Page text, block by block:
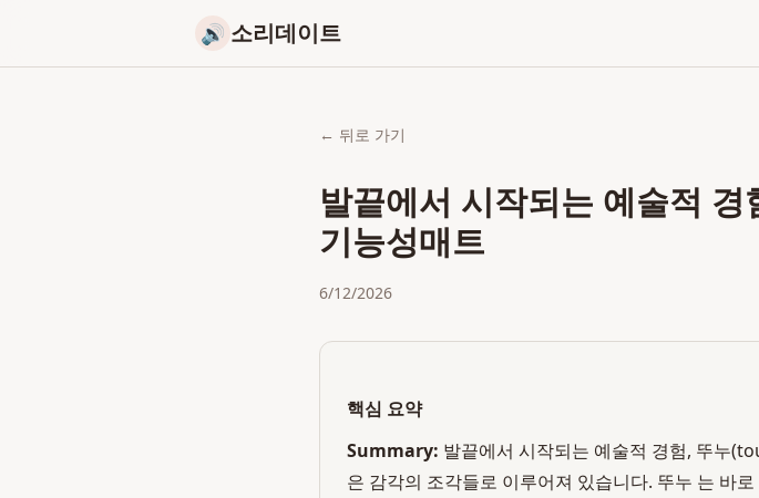
🔊 소리데이트
← 뒤로 가기
발끝에서 시작되는 예술적
기능성매트
6/12/2026
핵심 요약
Summary: 발끝에서 시작되는 예술적 경험, 뚜누
은 감각의 조각들로 이루어져 있습니다. 뚜누 는 바